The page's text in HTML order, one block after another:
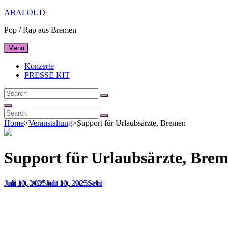
Skip
content
ABALOUD
Pop / Rap aus Bremen
Menu
Konzerte
PRESSE KIT
Search
for:
Search
Search
Search
for:
Search
Home>Veranstaltung>Support für Urlaubsärzte, Bremen
Support für Urlaubsärzte,
Posted-
Juli 10, 2025Juli 10, 2025By
Byline
Sebi